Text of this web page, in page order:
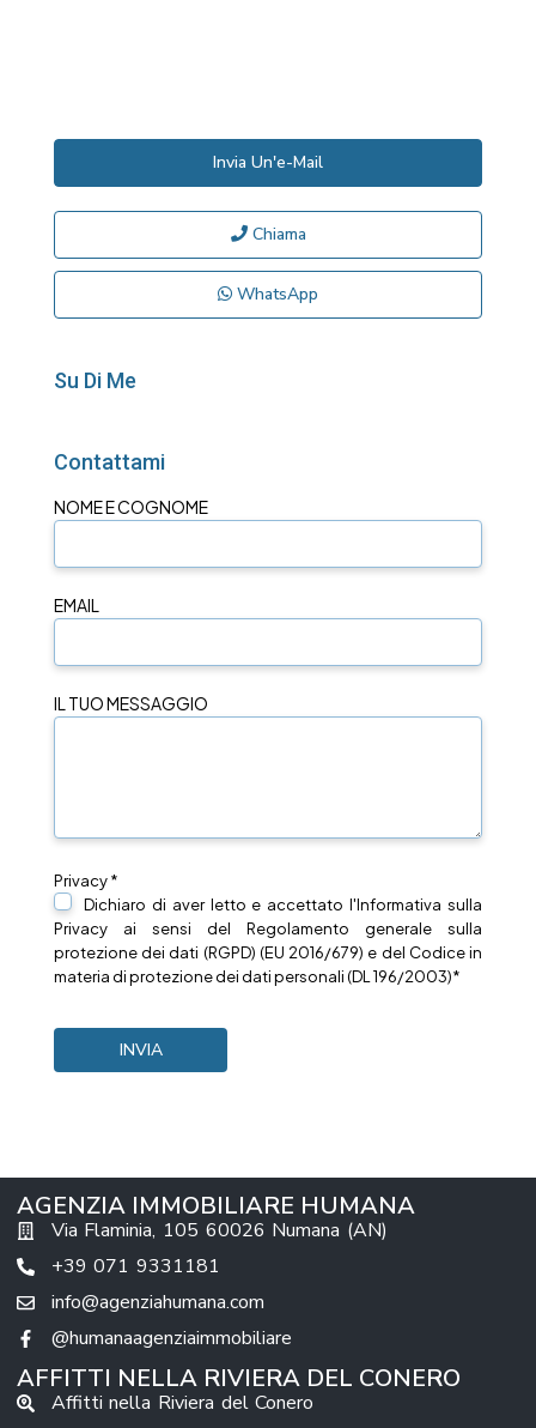
Invia Un'e-Mail
Chiama
WhatsApp
Su Di Me
Contattami
NOME E COGNOME
EMAIL
IL TUO MESSAGGIO
Privacy *
Dichiaro di aver letto e accettato l'Informativa sulla
Privacy ai sensi del Regolamento generale sulla
protezione dei dati (RGPD) (EU 2016/679) e del Codice in
materia di protezione dei dati personali (DL 196/2003)*
AGENZIA IMMOBILIARE HUMANA
Via Flaminia, 105 60026 Numana (AN)
+39 071 9331181
info@agenziahumana.com
@humanaagenziaimmobiliare
AFFITTI NELLA RIVIERA DEL CONERO
Affitti nella Riviera del Conero